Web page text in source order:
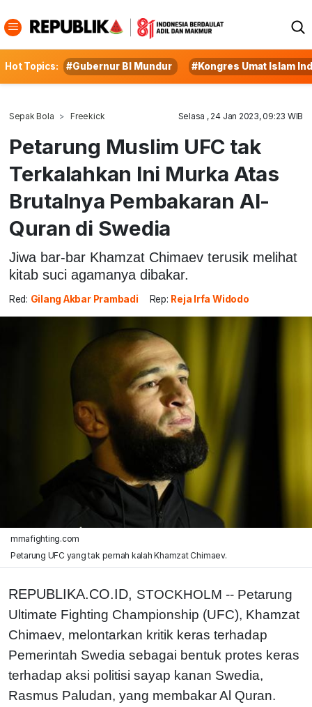
Hot Topics: #Gubernur BI Mundur #Kongres Umat Islam
Sepak Bola Freekick Selasa , 24 Jan 2023, 09:23 WIB
Petarung Muslim UFC tak
Terkalahkan Ini Murka Atas
Brutalnya Pembakaran Al-
Quran di Swedia
Jiwa bar-bar Khamzat Chimaev terusik melihat
kitab suci agamanya dibakar.
Red: Gilang Akbar Prambadi Rep: Reja Irfa Widodo
mmafighting.com
Petarung UFC yang tak pernah kalah Khamzat Chimaev.
REPUBLIKA.CO.ID, STOCKHOLM -- Petarung
Ultimate Fighting Championship (UFC), Khamzat
Chimaev, melontarkan kritik keras terhadap
Pemerintah Swedia sebagai bentuk protes keras
terhadap aksi politisi sayap kanan Swedia,
Rasmus Paludan, yang membakar Al Quran.